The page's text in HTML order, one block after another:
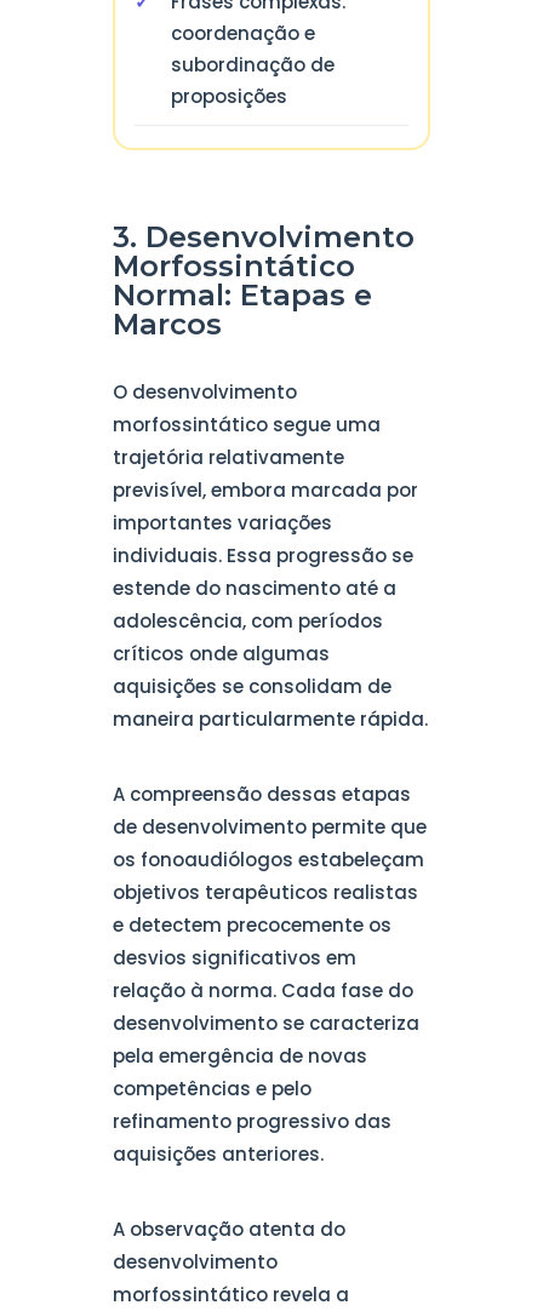
coordenação e
subordinação de
proposições
3. Desenvolvimento
Morfossintático
Normal: Etapas e
Marcos
O desenvolvimento
morfossintático segue uma
trajetória relativamente
previsível, embora marcada por
importantes variações
individuais. Essa progressão se
estende do nascimento até a
adolescência, com períodos
críticos onde algumas
aquisições se consolidam de
maneira particularmente rápida.
A compreensão dessas etapas
de desenvolvimento permite que
os fonoaudiólogos estabeleçam
objetivos terapêuticos realistas
e detectem precocemente os
desvios significativos em
relação à norma. Cada fase do
desenvolvimento se caracteriza
pela emergência de novas
competências e pelo
refinamento progressivo das
aquisições anteriores.
A observação atenta do
desenvolvimento
morfossintático revela a